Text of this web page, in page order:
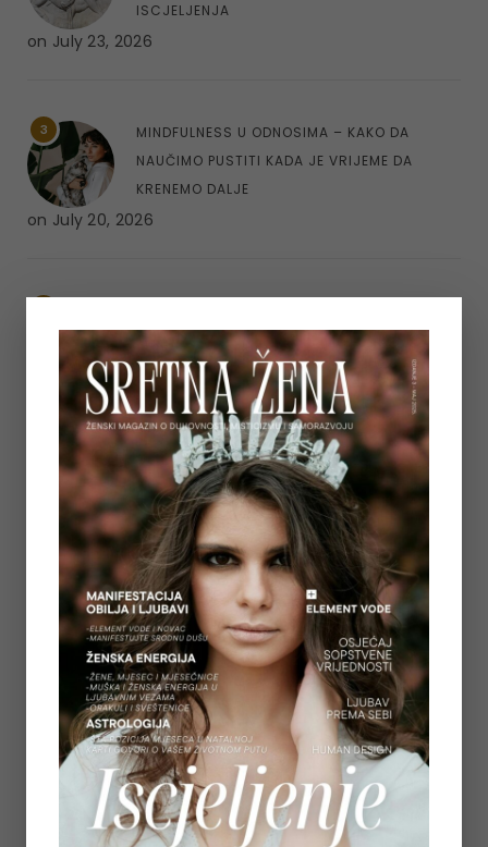
ISCJELJENJA
on July 23, 2026
3
MINDFULNESS U ODNOSIMA – KAKO DA
NAUČIMO PUSTITI KADA JE VRIJEME DA
KRENEMO DALJE
on July 20, 2026
REGRESIJA I KAKO NAM UVIDI IZ PROŠLIH
ŽIVOTA MOGU POMOĆI
July 7, 2026
REGULACIJA ŽIVČANOG SUSTAVA – ZAŠTO
OSJEĆAMO STRAH KADA NAM SE OSTVARUJU
SNOVI
July 6, 2026
TAROT PORUKE ZA SVE ZNAKOVE ZODIJAKA –
LJETO 2026.
on June 25, 2026
KAKO OTPUSTITI POTREBU ZA KONTROLOM I